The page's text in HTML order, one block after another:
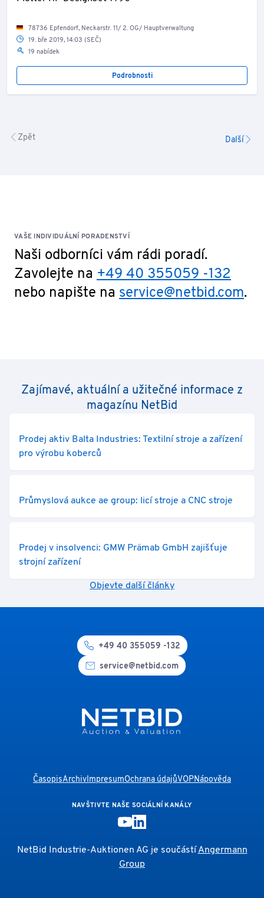
78736 Epfendorf, Neckarstr. 11/ 2. OG/ Hauptverwaltung
19. bře 2019, 14:03 (SEČ)
19 nabídek
Podrobnosti
Zpět Další
VAŠE INDIVIDUÁLNÍ PORADENSTVÍ
Naši odborníci vám rádi poradí.
Zavolejte na +49 40 355059 -132
nebo napište na service@netbid.com.
Zajímavé, aktuální a užitečné informace z
magazínu NetBid
Prodej aktiv Balta Industries: Textilní stroje a zařízení
pro výrobu koberců
Průmyslová aukce ae group: licí stroje a CNC stroje
Prodej v insolvenci: GMW Prämab GmbH zajišťuje
strojní zařízení
Objevte další články
+49 40 355059 -132
service@netbid.com
ČasopisArchivImpresumOchrana údajůVOPNápověda
NAVŠTIVTE NAŠE SOCIÁLNÍ KANÁLY
NetBid Industrie-Auktionen AG je součástíAngermann
Group